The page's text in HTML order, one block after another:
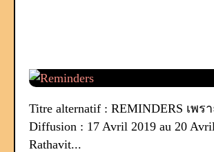
Titre alternatif : REMINDERS เพร
Diffusion : 17 Avril 2019 au 20
Rathavit...